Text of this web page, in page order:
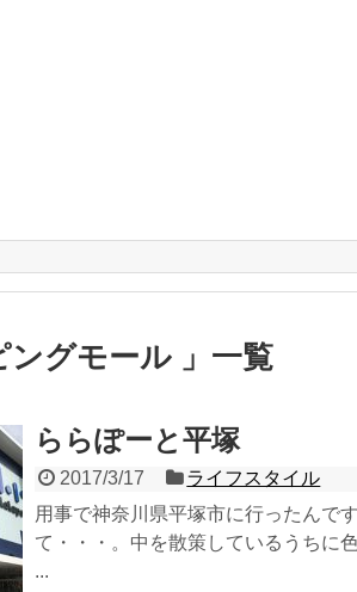
ングモール 」一覧
ららぽーと平塚
2017/3/17
ライフスタイル
用事で神奈川県平塚市に行ったんで
て・・・。中を散策しているうちに
...